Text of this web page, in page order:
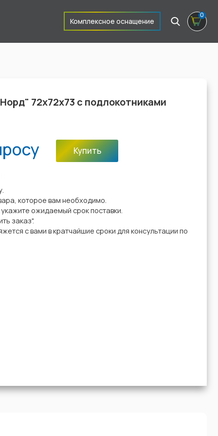
Комплексное оснащение
0
72х72х73 с подлокотниками
Купить
которое вам необходимо.
ожидаемый срок поставки.
заказ".
с вами в кратчайшие сроки для консультации по